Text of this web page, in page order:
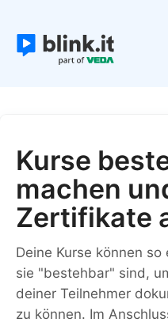
Kurse
machen
Zertifikate
Deine Kurse können
sie "bestehbar" sind,
deiner Teilnehmer
zu können. Im